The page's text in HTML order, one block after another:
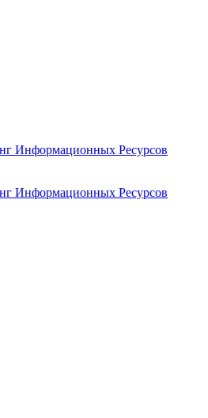
Информационных Ресурсов
Информационных Ресурсов